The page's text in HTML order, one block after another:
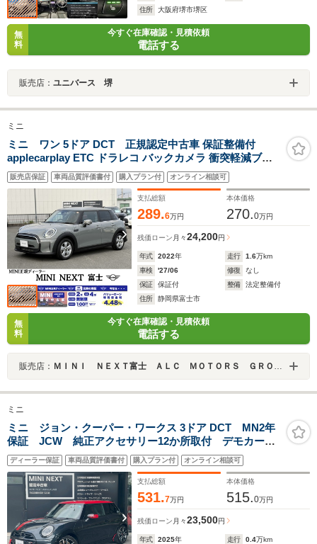
住所
大阪府堺市堺区
無
料
今すぐ在庫確認・見積依頼
電話する
販売店： ユニバース 堺
ミニ
ミニ ワン 5ドア DCT 正規認定中古車 保証整備付
applecarplay ETC ドラレコ バックカメラ 衝突軽減ブレ
ーキ アイドリングストップ 障害物ソナー クルコン LED
ライト 純正ホイール
販売店保証 車両品質評価書付 購入プラン付 オンライン相談可
支払総額
289.6万円
本体価格
270.0万円
残価ローン 月々24,200円
年式 2022年 走行 1.6万km
車検
'27/06 修復
なし
保証
保証付 整備
法定整備付
住所
静岡県富士市
無
料
今すぐ在庫確認・見積依頼
電話する
販売店： ＭＩＮＩ ＮＥＸＴ富士 ＡＬＣ ＭＯＴＯＲＳ ＧＲＯＵＰ
ミニ
ミニ ジョン・クーパー・ワークス 3ドア DCT MN2年
保証 JCW 純正アクセサリー12か所取付 デモカー
ACC 全周囲カメラ ドラレコ ナビ JCWトリム シ
ート&ステアリングヒーター ETC 前後PDC 踏み間違
い防止機能 後退アシスト harman/kardon
ディーラー保証 車両品質評価書付 購入プラン付 オンライン相談可
支払総額
531.7万円
本体価格
515.0万円
残価ローン 月々23,500円
年式 2025年 走行 0.4万km